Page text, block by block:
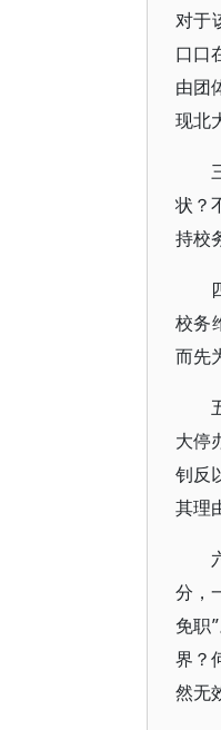
对于
口口
由团
现北
状？
持校
校务
而先
大停
钊反
其理
分，
免职
界？
然无